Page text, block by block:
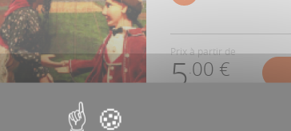
Prix à partir de
5.00 €